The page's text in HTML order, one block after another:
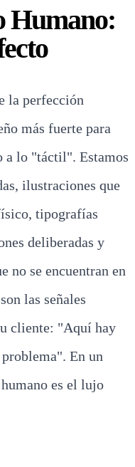
Humano:
la perfección
más fuerte para
a lo "táctil". Estamos
ilustraciones que
tipografías
deliberadas y
no se encuentran en
las señales
cliente: "Aquí hay
En un
es el lujo